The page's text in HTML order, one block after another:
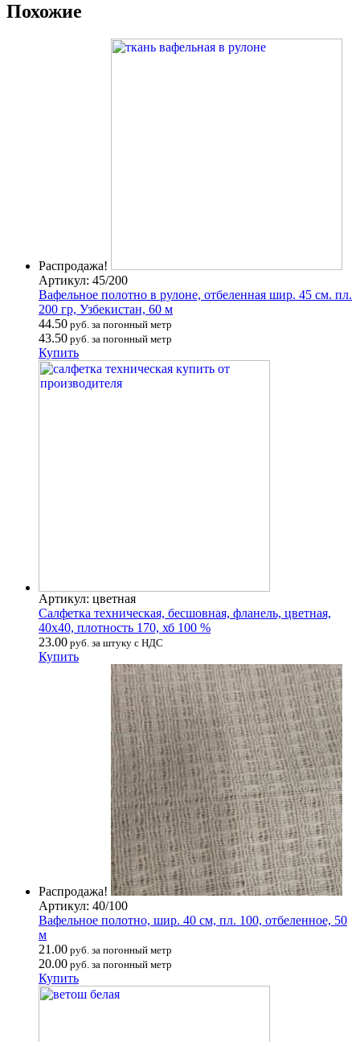
Похожие
Распродажа!
Артикул: 45/200
Вафельное полотно в рулоне, отбеленная шир. 45 см. пл.
200 гр, Узбекистан, 60 м
44.50 руб. за погонный метр
43.50 руб. за погонный метр
Купить
Артикул: цветная
Салфетка техническая, бесшовная, фланель, цветная,
40х40, плотность 170, хб 100 %
23.00 руб. за штуку с НДС
Купить
Распродажа!
Артикул: 40/100
Вафельное полотно, шир. 40 см, пл. 100, отбеленное, 50
м
21.00 руб. за погонный метр
20.00 руб. за погонный метр
Купить